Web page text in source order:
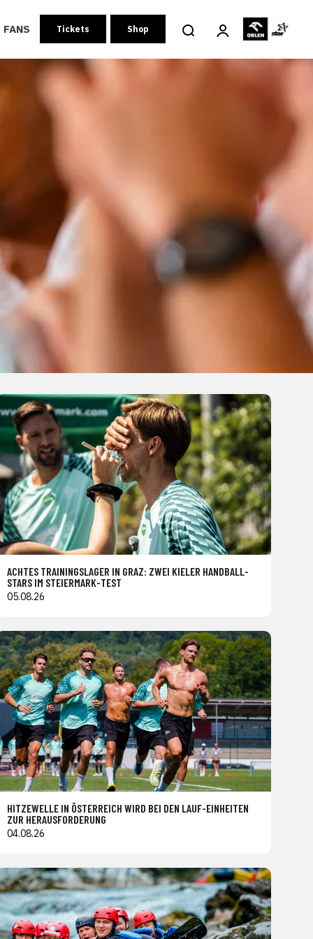
FANS Tickets Shop
ACHTES TRAININGSLAGER IN GRAZ: ZWEI KIELER HANDBALL-
STARS IM STEIERMARK-TEST
05.08.26
HITZEWELLE IN ÖSTERREICH WIRD BEI DEN LAUF-EINHEITEN
ZUR HERAUSFORDERUNG
04.08.26